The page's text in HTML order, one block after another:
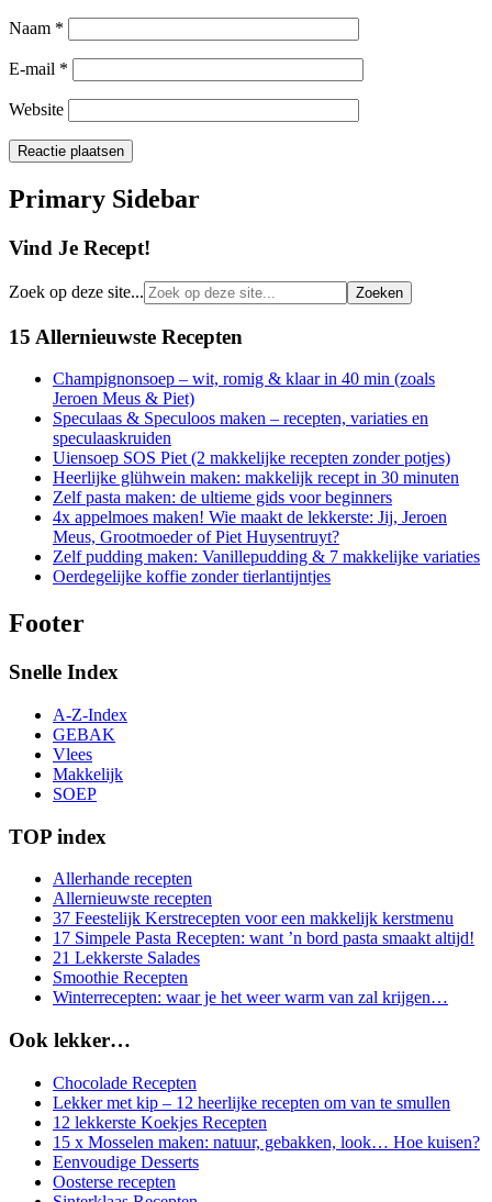
Naam *
E-mail *
Website
Primary Sidebar
Vind Je Recept!
Zoek op deze site...
15 Allernieuwste Recepten
Champignonsoep – wit, romig & klaar in 40 min (zoals
Jeroen Meus & Piet)
Speculaas & Speculoos maken – recepten, variaties en
speculaaskruiden
Uiensoep SOS Piet (2 makkelijke recepten zonder potjes)
Heerlijke glühwein maken: makkelijk recept in 30 minuten
Zelf pasta maken: de ultieme gids voor beginners
4x appelmoes maken! Wie maakt de lekkerste: Jij, Jeroen
Meus, Grootmoeder of Piet Huysentruyt?
Zelf pudding maken: Vanillepudding & 7 makkelijke variaties
Oerdegelijke koffie zonder tierlantijntjes
Footer
Snelle Index
A-Z-Index
GEBAK
Vlees
Makkelijk
SOEP
TOP index
Allerhande recepten
Allernieuwste recepten
37 Feestelijk Kerstrecepten voor een makkelijk kerstmenu
17 Simpele Pasta Recepten: want ’n bord pasta smaakt altijd!
21 Lekkerste Salades
Smoothie Recepten
Winterrecepten: waar je het weer warm van zal krijgen…
Ook lekker…
Chocolade Recepten
Lekker met kip – 12 heerlijke recepten om van te smullen
12 lekkerste Koekjes Recepten
15 x Mosselen maken: natuur, gebakken, look… Hoe kuisen?
Eenvoudige Desserts
Oosterse recepten